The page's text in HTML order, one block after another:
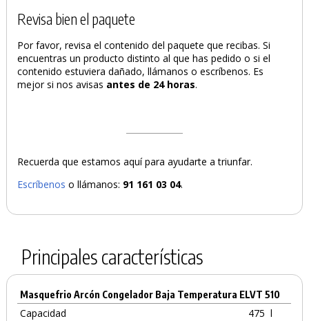
Revisa bien el paquete
Por favor, revisa el contenido del paquete que recibas. Si
encuentras un producto distinto al que has pedido o si el
contenido estuviera dañado, llámanos o escríbenos. Es
mejor si nos avisas antes de 24 horas.
Recuerda que estamos aquí para ayudarte a triunfar.
Escríbenos o llámanos: 91 161 03 04.
Principales características
Masquefrio Arcón Congelador Baja Temperatura ELVT 510
Capacidad 475 l